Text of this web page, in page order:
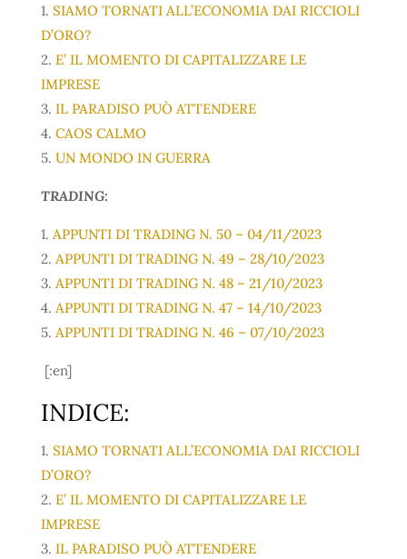
1. SIAMO TORNATI ALL’ECONOMIA DAI RICCIOLI
D’ORO?
2. E’ IL MOMENTO DI CAPITALIZZARE LE
IMPRESE
3. IL PARADISO PUÒ ATTENDERE
4. CAOS CALMO
5. UN MONDO IN GUERRA
TRADING:
1. APPUNTI DI TRADING N. 50 – 04/11/2023
2. APPUNTI DI TRADING N. 49 – 28/10/2023
3. APPUNTI DI TRADING N. 48 – 21/10/2023
4. APPUNTI DI TRADING N. 47 – 14/10/2023
5. APPUNTI DI TRADING N. 46 – 07/10/2023
[:en]
INDICE:
1. SIAMO TORNATI ALL’ECONOMIA DAI RICCIOLI
D’ORO?
2. E’ IL MOMENTO DI CAPITALIZZARE LE
IMPRESE
3. IL PARADISO PUÒ ATTENDERE